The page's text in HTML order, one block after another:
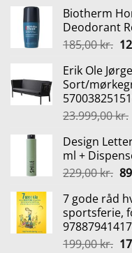
Biotherm
Deodorant
185,00kr.
Erik Ole
Sort/
23.999,00kr.
Design
ml +
229,00kr.
7 gode råd
sportsferie,
199,00kr.